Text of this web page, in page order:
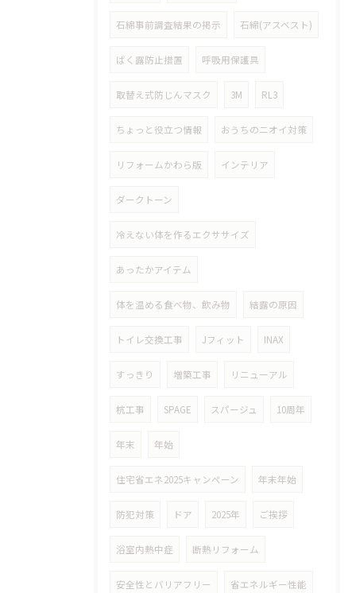
石綿事前調査結果の掲示 石綿(アスベスト)
ばく露防止措置 呼吸用保護具
取替え式防じんマスク 3M RL3
ちょっと役立つ情報 おうちのニオイ対策
リフォームかわら版 インテリア
ダークトーン
冷えない体を作るエクササイズ
あったかアイテム
体を温める食べ物、飲み物 結露の原因
トイレ交換工事 Jフィット INAX
すっきり 増築工事 リニューアル
杭工事 SPAGE スパージュ 10周年
年末 年始
住宅省エネ2025キャンペーン 年末年始
防犯対策 ドア 2025年 ご挨拶
浴室内熱中症 断熱リフォーム
安全性とバリアフリー 省エネルギー性能